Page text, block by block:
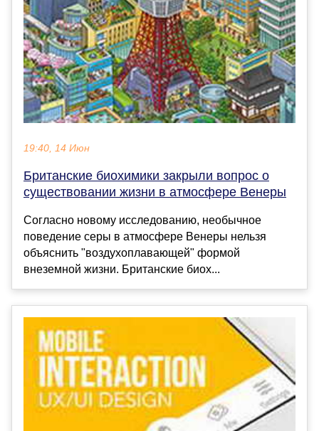
19:40, 14 Июн
Британские биохимики закрыли вопрос о
существовании жизни в атмосфере Венеры
Согласно новому исследованию, необычное
поведение серы в атмосфере Венеры нельзя
объяснить "воздухоплавающей" формой
внеземной жизни. Британские биох...